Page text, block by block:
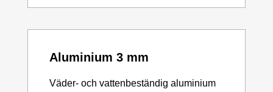
Aluminium 3 mm
Väder- och vattenbeständig aluminium